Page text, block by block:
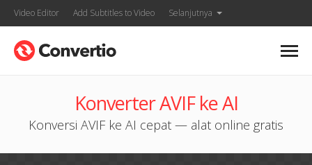
Video Editor Add Subtitles to Video Selanjutnya
Konverter AVIF ke AI
Konversi AVIF ke AI cepat — alat online gratis